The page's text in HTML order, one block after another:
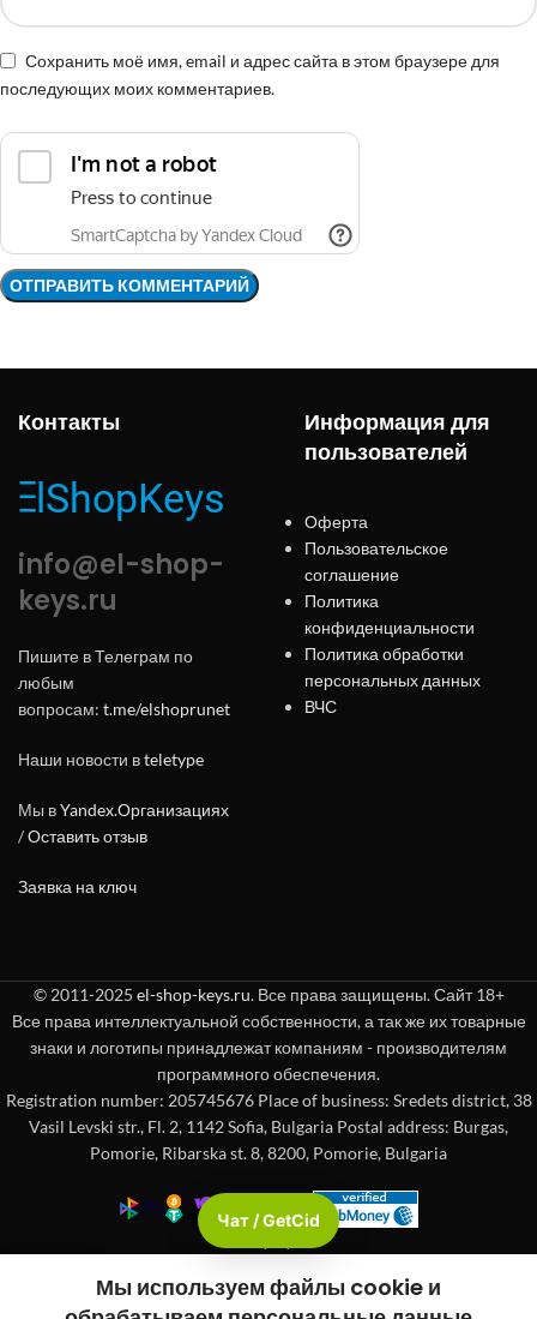
Сохранить моё имя, email и адрес сайта в этом браузере для
последующих моих комментариев.
Контакты
info@el-shop-
keys.ru
Пишите в Телеграм по
любым
вопросам: t.me/elshoprunet
Наши новости вteletype
Мы вYandex.Организациях
/Оставить отзыв
Заявка на ключ
Информация для
пользователей
Оферта
Пользовательское
соглашение
Политика
конфиденциальности
Политика обработки
персональных данных
ВЧС
© 2011-2025 el-shop-keys.ru. Все права защищены. Сайт 18+
Все права интеллектуальной собственности, а так же их товарные
знаки и логотипы принадлежат компаниям - производителям
программного обеспечения.
Registration number: 205745676 Place of business: Sredets district, 38
Vasil Levski str., Fl. 2, 1142 Sofia, Bulgaria Postal address: Burgas,
Pomorie, Ribarska st. 8, 8200, Pomorie, Bulgaria
Мы используем файлы cookie и
Чат / GetCid